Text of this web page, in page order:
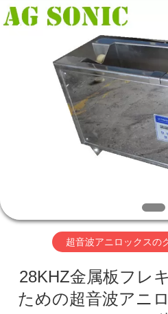
ク
VR
シ
supplier.
Copyright
©
超音波アニロックスの
28KHZ金属板フレ
ための超音波アニ